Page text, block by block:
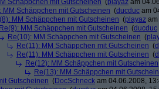
Schäppchen mit Gutscheinen (playaz am
MM Schäppchen mit Gutscheinen (ducduc am
MM Schäppchen mit Gutscheinen (playaz
Re(9): MM Schäppchen mit Gutscheinen (ducduc
Re(10): MM Schäppchen mit Gutscheinen (
Re(11): MM Schäppchen mit Gutscheinen (
Re(11): MM Schäppchen mit Gutscheinen (
Re(12): MM Schäppchen mit Gutscheinen
Re(13): MM Schäppchen mit
Gutscheinen (DocSchneck am 04.06.2008,